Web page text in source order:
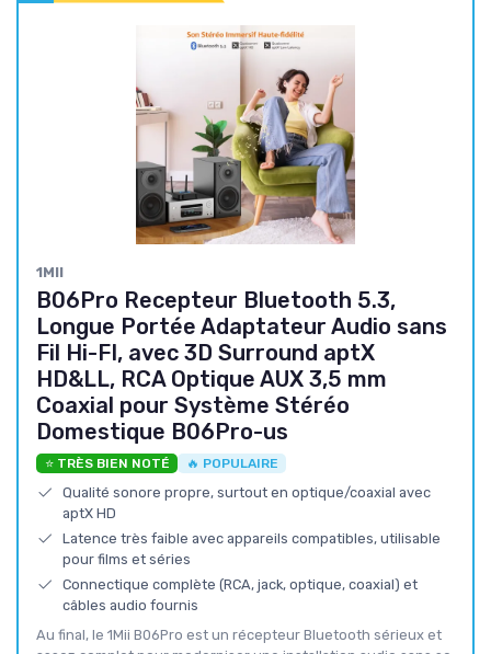
1MII
B06Pro Recepteur Bluetooth 5.3,
Longue Portée Adaptateur Audio sans
Fil Hi-FI, avec 3D Surround aptX
HD&LL, RCA Optique AUX 3,5 mm
Coaxial pour Système Stéréo
Domestique B06Pro-us
⭐ TRÈS BIEN NOTÉ 🔥 POPULAIRE
Qualité sonore propre, surtout en optique/coaxial avec
aptX HD
Latence très faible avec appareils compatibles, utilisable
pour films et séries
Connectique complète (RCA, jack, optique, coaxial) et
câbles audio fournis
Au final, le 1Mii B06Pro est un récepteur Bluetooth sérieux et